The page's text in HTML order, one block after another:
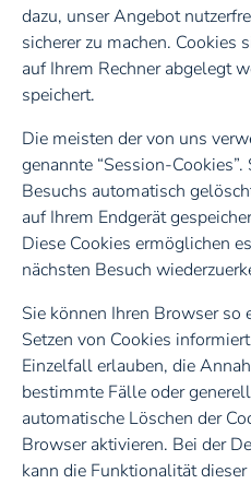
dazu, unser Angebot
sicherer zu machen. Cookies
auf Ihrem Rechner abgelegt
speichert.
Die meisten der von uns
genannte “Session-
Besuchs automatisch
auf Ihrem Endgerät
Diese Cookies ermöglichen
nächsten Besuch
Sie können Ihren Browser so
Setzen von Cookies
Einzelfall erlauben, die
bestimmte Fälle oder
automatische Löschen der
Browser aktivieren. Bei der
kann die Funktionalität